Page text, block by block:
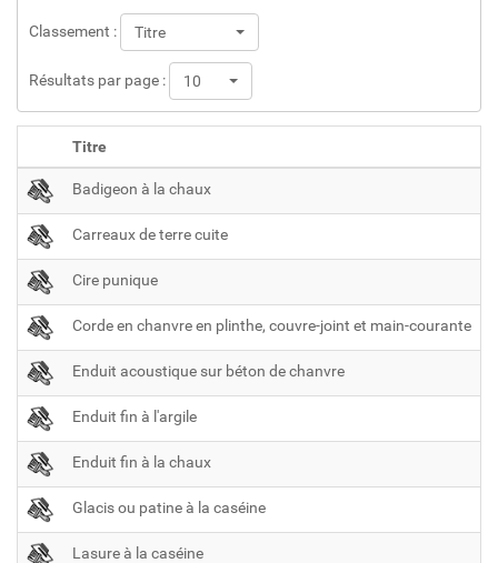
Classement : Titre
Résultats par page : 10
Titre
Badigeon à la chaux
Carreaux de terre cuite
Cire punique
Corde en chanvre en plinthe, couvre-joint et main-courante
Enduit acoustique sur béton de chanvre
Enduit fin à l'argile
Enduit fin à la chaux
Glacis ou patine à la caséine
Lasure à la caséine